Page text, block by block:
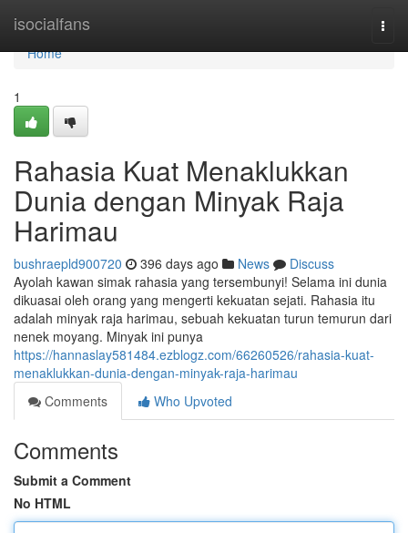
isocialfans
Home
Home
1
Rahasia Kuat Menaklukkan
Dunia dengan Minyak Raja
Harimau
bushraepld900720 396 days ago News
Discuss
Ayolah kawan simak rahasia yang tersembunyi! Selama ini dunia
dikuasai oleh orang yang mengerti kekuatan sejati. Rahasia itu
adalah minyak raja harimau, sebuah kekuatan turun temurun dari
nenek moyang. Minyak ini punya
https://hannaslay581484.ezblogz.com/66260526/rahasia-kuat-
menaklukkan-dunia-dengan-minyak-raja-harimau
Comments
Who Upvoted
Comments
Submit a Comment
No HTML